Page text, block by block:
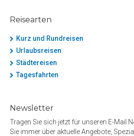
Reisearten
Kurz und Rundreisen
Urlaubsreisen
Städtereisen
Tagesfahrten
Newsletter
Tragen Sie sich jetzt für unseren E-Mail
Sie immer über aktuelle Angebote,